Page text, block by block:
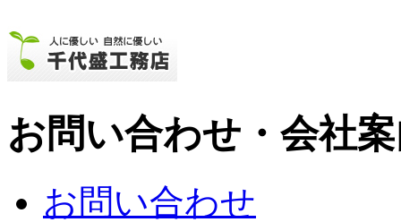
お問い合わせ・会社
お問い合わせ